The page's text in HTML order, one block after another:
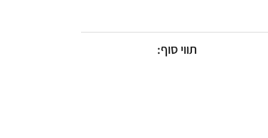
תווי סוף: